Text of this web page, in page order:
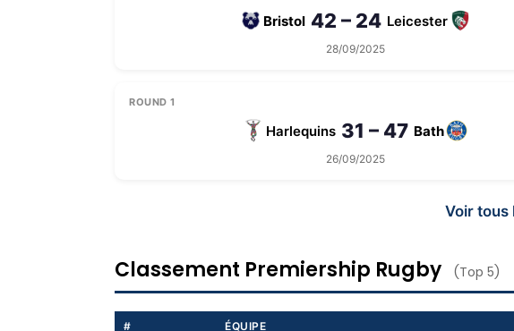
Bristol 42 – 24 Leicester
28/09/2025
ROUND 1
Harlequins 31 – 47 Bath
26/09/2025
Voir tous
Classement Premiership Rugby (Top 5)
# ÉQUIPE